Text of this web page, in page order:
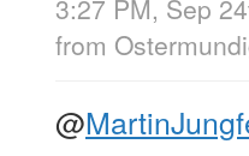
3:27 PM, Sep
from
@